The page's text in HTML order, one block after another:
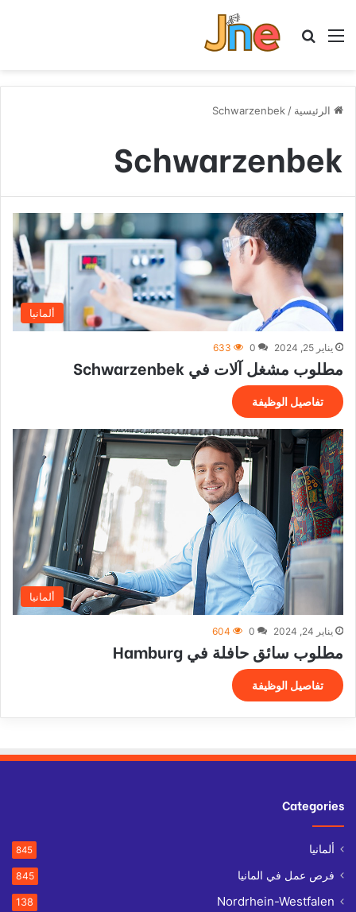
القائمة بحث عن
الرئيسية /
Schwarzenbek
Schwarzenbek
ألمانيا
يناير 25, 2024 0
633
مطلوب مشغل آلات في Schwarzenbek
تفاصيل الوظيفة
ألمانيا
يناير 24, 2024 0
604
مطلوب سائق حافلة في Hamburg
تفاصيل الوظيفة
Categories
ألمانيا 845
فرص عمل في المانيا 845
Nordrhein-Westfalen
138